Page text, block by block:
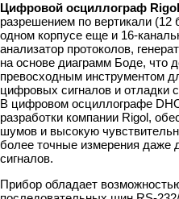
Цифровой осциллограф Rigol
разрешением по вертикали (12
одном корпусе еще и 16-
анализатор протоколов,
на основе диаграмм Боде, что
превосходным инструментом
цифровых сигналов и отладки
В цифровом осциллографе
разработки компании Rigol,
шумов и высокую
более точные измерения даже
сигналов.
Прибор обладает